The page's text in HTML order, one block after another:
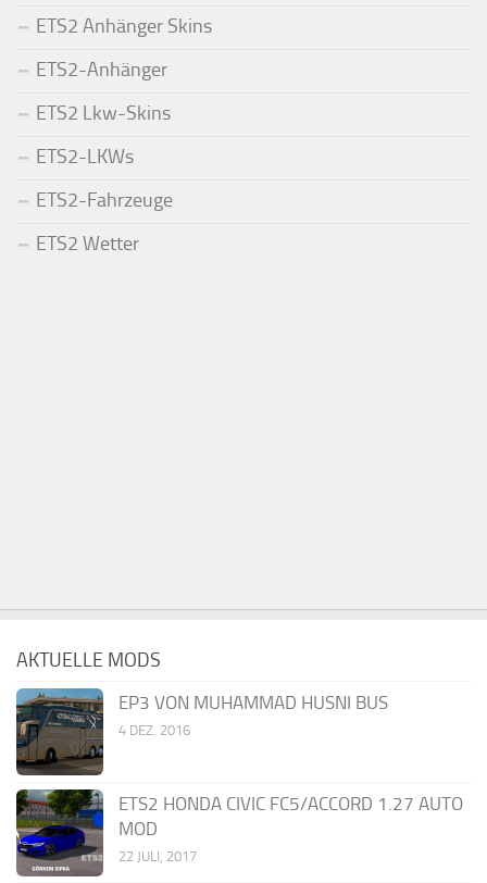
ETS2 Anhänger Skins
ETS2-Anhänger
ETS2 Lkw-Skins
ETS2-LKWs
ETS2-Fahrzeuge
ETS2 Wetter
AKTUELLE MODS
EP3 VON MUHAMMAD HUSNI BUS
4 DEZ. 2016
ETS2 HONDA CIVIC FC5/ACCORD 1.27 AUTO
MOD
22 JULI, 2017